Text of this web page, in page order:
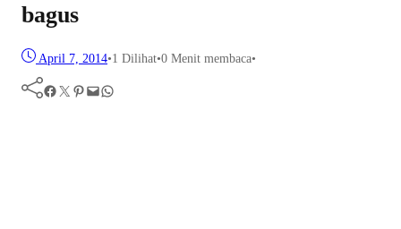
bagus
April 7, 2014•1 Dilihat•0 Menit membaca•
Facebook Twitter Pinterest Mail WhatsApp